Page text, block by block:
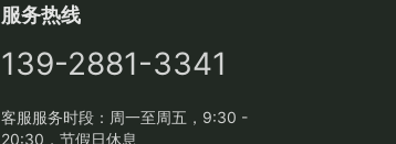
服务热线
139-2881-3341
客服服务时段：周一至周五，9:30 -
20:30，节假日休息